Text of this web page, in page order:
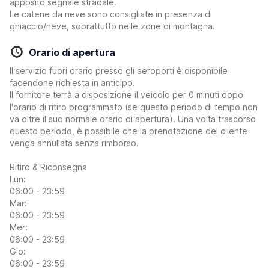
apposito segnale stradale.
Le catene da neve sono consigliate in presenza di
ghiaccio/neve, soprattutto nelle zone di montagna.
Orario di apertura
Il servizio fuori orario presso gli aeroporti è disponibile
facendone richiesta in anticipo.
Il fornitore terrà a disposizione il veicolo per 0 minuti dopo
l'orario di ritiro programmato (se questo periodo di tempo non
va oltre il suo normale orario di apertura). Una volta trascorso
questo periodo, è possibile che la prenotazione del cliente
venga annullata senza rimborso.
Ritiro & Riconsegna
Lun:
06:00 - 23:59
Mar:
06:00 - 23:59
Mer:
06:00 - 23:59
Gio:
06:00 - 23:59